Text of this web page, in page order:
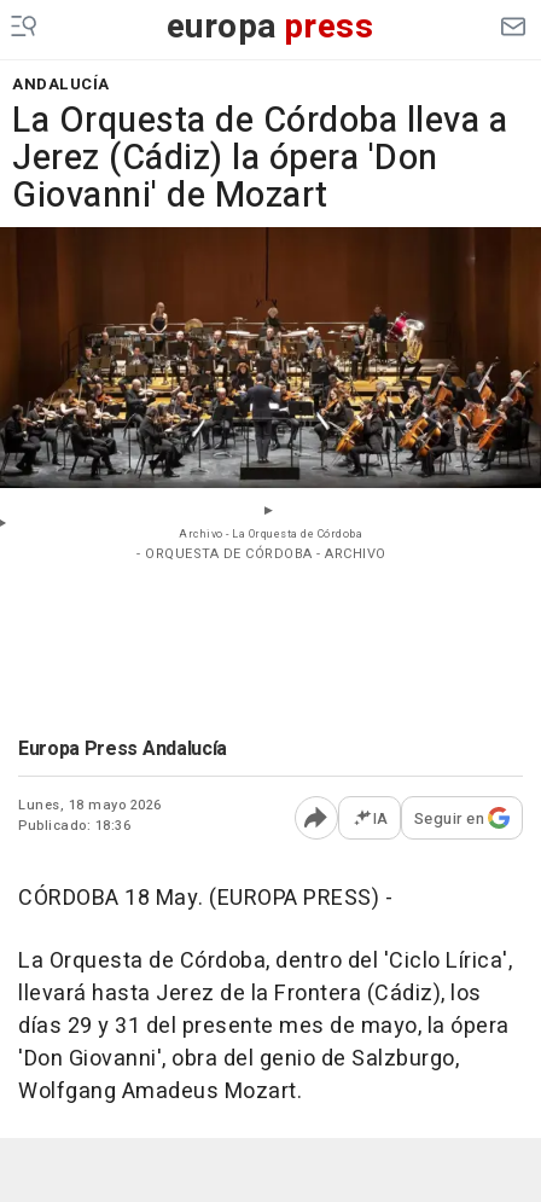
europa press
ANDALUCÍA
La Orquesta de Córdoba lleva a
Jerez (Cádiz) la ópera 'Don
Giovanni' de Mozart
Archivo - La Orquesta de Córdoba
- ORQUESTA DE CÓRDOBA - ARCHIVO
Europa Press Andalucía
Lunes, 18 mayo 2026
Publicado: 18:36
Abrir opciones para
IA Seguir en
CÓRDOBA 18 May. (EUROPA PRESS) -
La Orquesta de Córdoba, dentro del 'Ciclo Lírica',
llevará hasta Jerez de la Frontera (Cádiz), los
días 29 y 31 del presente mes de mayo, la ópera
'Don Giovanni', obra del genio de Salzburgo,
Wolfgang Amadeus Mozart.